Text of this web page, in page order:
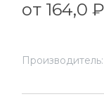
от 164,0 ₽
Производитель: